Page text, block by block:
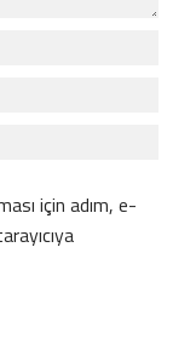
için adım, e-